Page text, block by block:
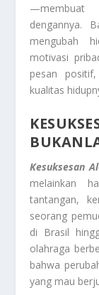
—membuat
dengannya.
mengubah
motivasi
pesan
kualitas
Kesuksesan
melainkan
tantangan,
seorang
di Brasil
olahraga
bahwa
yang mau